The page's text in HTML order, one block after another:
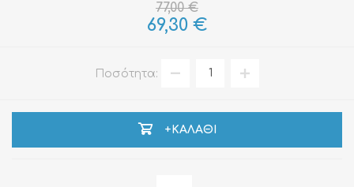
77,00 €
69,30 €
Ποσότητα:
+ΚΑΛΆΘΙ